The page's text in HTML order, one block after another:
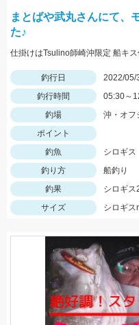
まとばや武丸さんにて、
た♪
釣行日
2022/05/
釣行時間
05:30～
釣場
沖・オフ
ポイント
釣魚
シロギス
釣り方
船釣り
釣果
シロギス
サイズ
シロギス